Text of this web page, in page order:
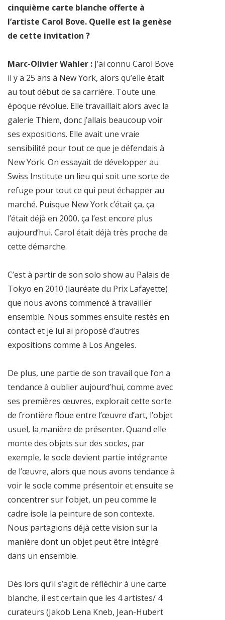
cinquième carte blanche offerte à
l’artiste Carol Bove. Quelle est la genèse
de cette invitation ?
Marc-Olivier Wahler : J’ai connu Carol Bove
il y a 25 ans à New York, alors qu’elle était
au tout début de sa carrière. Toute une
époque révolue. Elle travaillait alors avec la
galerie Thiem, donc j’allais beaucoup voir
ses expositions. Elle avait une vraie
sensibilité pour tout ce que je défendais à
New York. On essayait de développer au
Swiss Institute un lieu qui soit une sorte de
refuge pour tout ce qui peut échapper au
marché. Puisque New York c’était ça, ça
l’était déjà en 2000, ça l’est encore plus
aujourd’hui. Carol était déjà très proche de
cette démarche.
C’est à partir de son solo show au Palais de
Tokyo en 2010 (lauréate du Prix Lafayette)
que nous avons commencé à travailler
ensemble. Nous sommes ensuite restés en
contact et je lui ai proposé d’autres
expositions comme à Los Angeles.
De plus, une partie de son travail que l’on a
tendance à oublier aujourd’hui, comme avec
ses premières œuvres, explorait cette sorte
de frontière floue entre l’œuvre d’art, l’objet
usuel, la manière de présenter. Quand elle
monte des objets sur des socles, par
exemple, le socle devient partie intégrante
de l’œuvre, alors que nous avons tendance à
voir le socle comme présentoir et ensuite se
concentrer sur l’objet, un peu comme le
cadre isole la peinture de son contexte.
Nous partagions déjà cette vision sur la
manière dont un objet peut être intégré
dans un ensemble.
Dès lors qu’il s’agit de réfléchir à une carte
blanche, il est certain que les 4 artistes/ 4
curateurs (Jakob Lena Kneb, Jean-Hubert